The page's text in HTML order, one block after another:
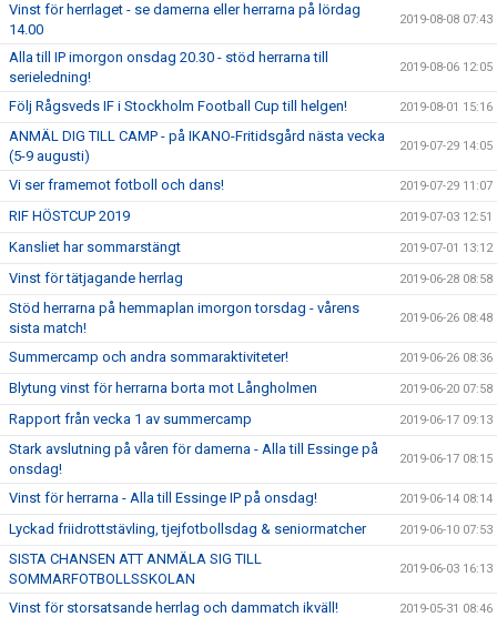
Vinst för herrlaget - se damerna eller herrarna på lördag
14.00
2019-08-08 07:43
Alla till IP imorgon onsdag 20.30 - stöd herrarna till
serieledning!
2019-08-06 12:05
Följ Rågsveds IF i Stockholm Football Cup till helgen! 2019-08-01 15:16
ANMÄL DIG TILL CAMP - på IKANO-Fritidsgård nästa vecka
(5-9 augusti)
2019-07-29 14:05
Vi ser framemot fotboll och dans! 2019-07-29 11:07
RIF HÖSTCUP 2019 2019-07-03 12:51
Kansliet har sommarstängt 2019-07-01 13:12
Vinst för tätjagande herrlag 2019-06-28 08:58
Stöd herrarna på hemmaplan imorgon torsdag - vårens
sista match!
2019-06-26 08:48
Summercamp och andra sommaraktiviteter! 2019-06-26 08:36
Blytung vinst för herrarna borta mot Långholmen 2019-06-20 07:58
Rapport från vecka 1 av summercamp 2019-06-17 09:13
Stark avslutning på våren för damerna - Alla till Essinge på
onsdag!
2019-06-17 08:15
Vinst för herrarna - Alla till Essinge IP på onsdag! 2019-06-14 08:14
Lyckad friidrottstävling, tjejfotbollsdag & seniormatcher 2019-06-10 07:53
SISTA CHANSEN ATT ANMÄLA SIG TILL
SOMMARFOTBOLLSSKOLAN
2019-06-03 16:13
Vinst för storsatsande herrlag och dammatch ikväll! 2019-05-31 08:46